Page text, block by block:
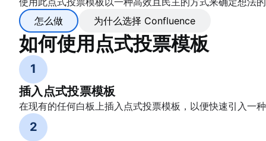
怎么做
为什么选择 Confluence
如何使用点式投票模板
1
插入点式投票模板
在现有的任何白板上插入点式投票模板，以便快速引入一
2